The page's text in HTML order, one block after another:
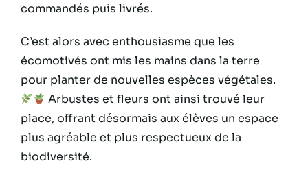
commandés puis livrés.
C’est alors avec enthousiasme que les
écomotivés ont mis les mains dans la terre
pour planter de nouvelles espèces végétales.
Arbustes et fleurs ont ainsi trouvé leur
place, offrant désormais aux élèves un espace
plus agréable et plus respectueux de la
biodiversité.